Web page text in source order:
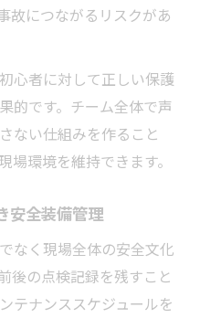
故につながるリスクがあ
心者に対して正しい保護
的です。チーム全体で声
ない仕組みを作ること
場環境を維持できます。
安全装備管理
なく現場全体の安全文化
後の点検記録を残すこと
テナンススケジュールを